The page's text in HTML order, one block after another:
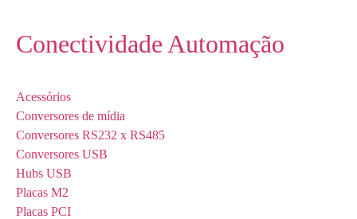
Conectividade Automação
Acessórios
Conversores de mídia
Conversores RS232 x RS485
Conversores USB
Hubs USB
Placas M2
Placas PCI